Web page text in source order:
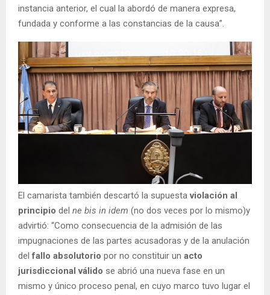
instancia anterior, el cual la abordó de manera expresa,
fundada y conforme a las constancias de la causa”.
El camarista también descartó la supuestaviolación al
principio del ne bis in idem (no dos veces por lo mismo)y
advirtió: “Como consecuencia de la admisión de las
impugnaciones de las partes acusadoras y de la anulación
delfallo absolutorio por no constituir un acto
jurisdiccional válido se abrió una nueva fase en un
mismo y único proceso penal, en cuyo marco tuvo lugar el